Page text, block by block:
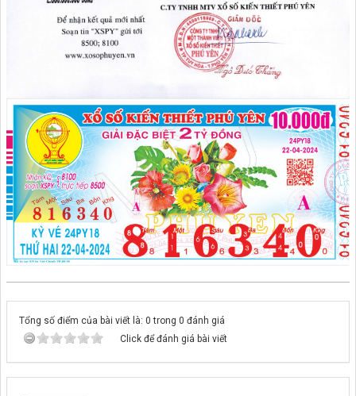
Tổng số điểm của bài viết là: 0 trong 0 đánh giá
Click để đánh giá bài viết